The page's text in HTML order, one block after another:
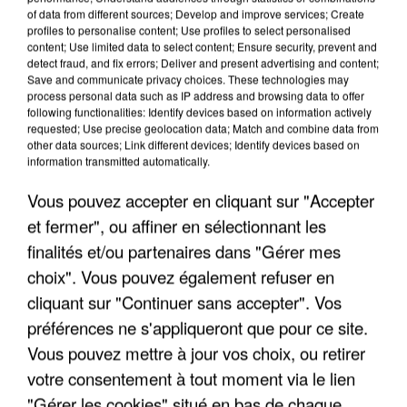
APRÈS TOUTES CES CANICULES, LES REFUGES
DE FAUNE SAUVAGE SONT...
of data from different sources; Develop and improve services; Create
profiles to personalise content; Use profiles to select personalised
content; Use limited data to select content; Ensure security, prevent and
detect fraud, and fix errors; Deliver and present advertising and content;
Save and communicate privacy choices. These technologies may
process personal data such as IP address and browsing data to offer
following functionalities: Identify devices based on information actively
requested; Use precise geolocation data; Match and combine data from
other data sources; Link different devices; Identify devices based on
information transmitted automatically.
Vous pouvez accepter en cliquant sur "Accepter
et fermer", ou affiner en sélectionnant les
finalités et/ou partenaires dans "Gérer mes
choix". Vous pouvez également refuser en
cliquant sur "Continuer sans accepter". Vos
préférences ne s'appliqueront que pour ce site.
Vous pouvez mettre à jour vos choix, ou retirer
votre consentement à tout moment via le lien